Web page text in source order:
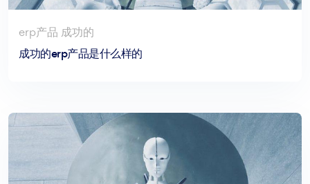
erp产品 成功的
成功的erp产品是什么样的